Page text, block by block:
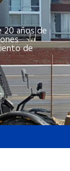
20 años de
de